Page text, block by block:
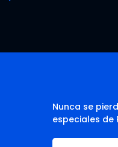
Nunca se
especiales de